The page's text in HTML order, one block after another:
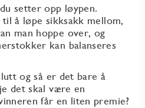
setter opp løypen.
å løpe sikksakk mellom,
man hoppe over, og
kan balanseres
og så er det bare å
det skal være en
får en liten premie?